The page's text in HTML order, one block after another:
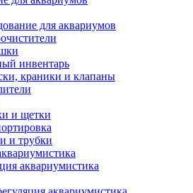
для аквариумов
инвентарь
краники и клапаны
и щетки
и трубки
аквариумистика